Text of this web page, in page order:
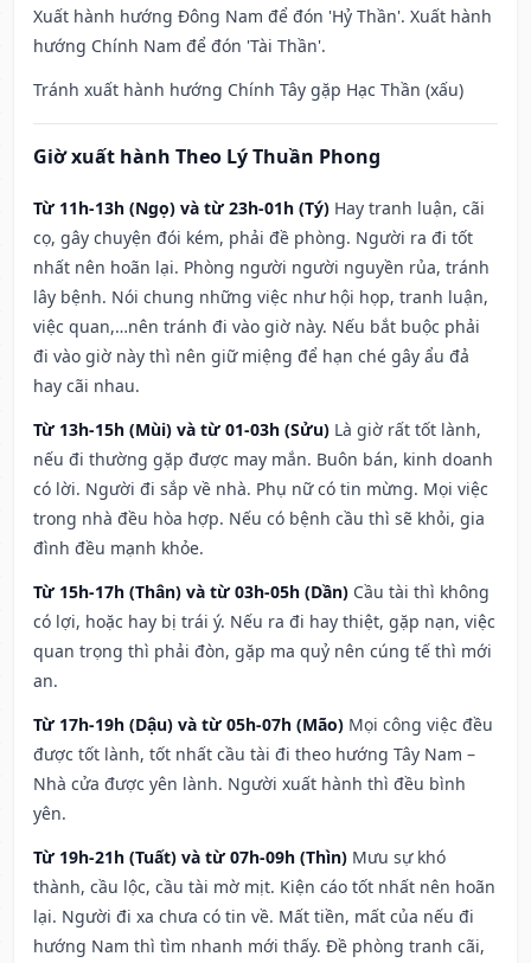
Xuất hành hướng Đông Nam để đón 'Hỷ Thần'. Xuất hành
hướng Chính Nam để đón 'Tài Thần'.
Tránh xuất hành hướng Chính Tây gặp Hạc Thần (xấu)
Giờ xuất hành Theo Lý Thuần Phong
Từ 11h-13h (Ngọ) và từ 23h-01h (Tý) Hay tranh luận, cãi
cọ, gây chuyện đói kém, phải đề phòng. Người ra đi tốt
nhất nên hoãn lại. Phòng người người nguyền rủa, tránh
lây bệnh. Nói chung những việc như hội họp, tranh luận,
việc quan,…nên tránh đi vào giờ này. Nếu bắt buộc phải
đi vào giờ này thì nên giữ miệng để hạn ché gây ẩu đả
hay cãi nhau.
Từ 13h-15h (Mùi) và từ 01-03h (Sửu) Là giờ rất tốt lành,
nếu đi thường gặp được may mắn. Buôn bán, kinh doanh
có lời. Người đi sắp về nhà. Phụ nữ có tin mừng. Mọi việc
trong nhà đều hòa hợp. Nếu có bệnh cầu thì sẽ khỏi, gia
đình đều mạnh khỏe.
Từ 15h-17h (Thân) và từ 03h-05h (Dần) Cầu tài thì không
có lợi, hoặc hay bị trái ý. Nếu ra đi hay thiệt, gặp nạn, việc
quan trọng thì phải đòn, gặp ma quỷ nên cúng tế thì mới
an.
Từ 17h-19h (Dậu) và từ 05h-07h (Mão) Mọi công việc đều
được tốt lành, tốt nhất cầu tài đi theo hướng Tây Nam –
Nhà cửa được yên lành. Người xuất hành thì đều bình
yên.
Từ 19h-21h (Tuất) và từ 07h-09h (Thìn) Mưu sự khó
thành, cầu lộc, cầu tài mờ mịt. Kiện cáo tốt nhất nên hoãn
lại. Người đi xa chưa có tin về. Mất tiền, mất của nếu đi
hướng Nam thì tìm nhanh mới thấy. Đề phòng tranh cãi,